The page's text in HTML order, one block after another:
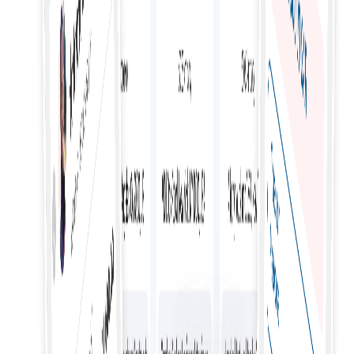
Gestionați eficient bugetele prin stabilirea tarifelor,
urmărirea cheltuielilor și controlul costurilor asociate cu
angajările de freelanceri.
Angajare flexibilă
Adaptarea la nevoile proiectului prin opțiuni flexibile de
angajare, care să țină cont de schimbările în domeniul
aplicare și de disponibilitatea freelancerilor.
Suport cuprinzător pentru chat